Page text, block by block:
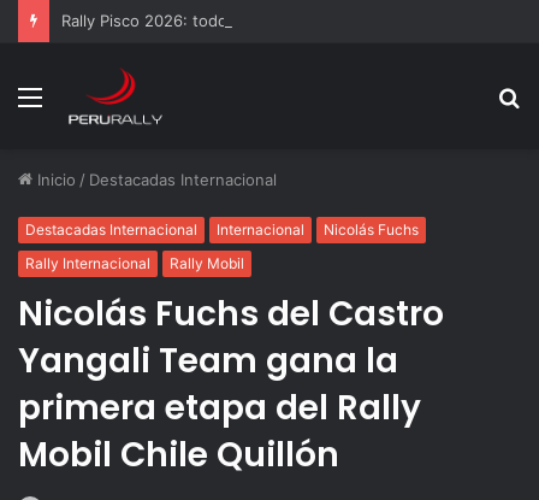
Rally Pisco 2026: todo listo para la gran final del RallyACP
Menú
Inicio / Destacadas Internacional
Destacadas Internacional Internacional
Nicolás Fuchs
Rally Internacional
Rally Mobil
Nicolás Fuchs del Castro
Yangali Team gana la
primera etapa del Rally
Mobil Chile Quillón